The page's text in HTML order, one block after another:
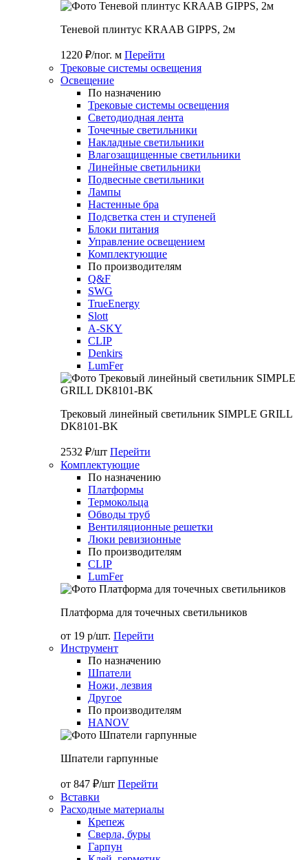
Теневой плинтус KRAAB GIPPS, 2м
1220 ₽/пог. м Перейти
Трековые системы освещения
Освещение
По назначению
Трековые системы освещения
Светодиодная лента
Точечные светильники
Накладные светильники
Влагозащищенные светильники
Линейные светильники
Подвесные светильники
Лампы
Настенные бра
Подсветка стен и ступеней
Блоки питания
Управление освещением
Комплектующие
По производителям
Q&F
SWG
TrueEnergy
Slott
A-SKY
CLIP
Denkirs
LumFer
Трековый линейный светильник SIMPLE GRILL
DK8101-BK
2532 ₽/шт Перейти
Комплектующие
По назначению
Платформы
Термокольца
Обводы труб
Вентиляционные решетки
Люки ревизионные
По производителям
CLIP
LumFer
Платформа для точечных светильников
от 19 р/шт. Перейти
Инструмент
По назначению
Шпатели
Ножи, лезвия
Другое
По производителям
HANOV
Шпатели гарпунные
от 847 ₽/шт Перейти
Вставки
Расходные материалы
Крепеж
Сверла, буры
Гарпун